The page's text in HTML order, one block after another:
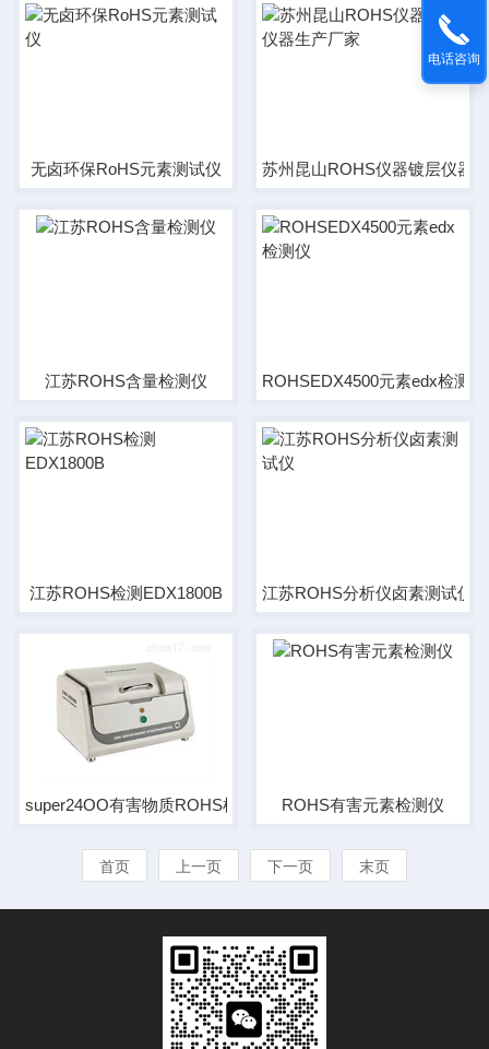
无卤环保RoHS元素测试仪 苏州昆山ROHS仪器镀层仪器
江苏ROHS含量检测仪 ROHSEDX4500元素edx检测仪
江苏ROHS检测EDX1800B 江苏ROHS分析仪卤素测试仪
super24OO有害物质ROHS检测仪 ROHS有害元素检测仪
首页 上一页 下一页 末页
电话咨询